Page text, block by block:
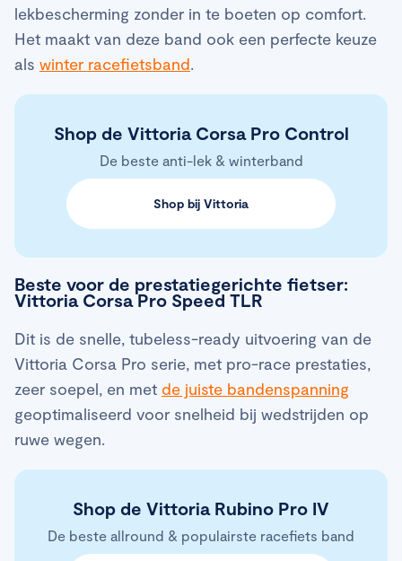
lekbescherming zonder in te boeten op comfort.
Het maakt van deze band ook een perfecte keuze
als winter racefietsband.
Shop de Vittoria Corsa Pro Control
De beste anti-lek & winterband
Shop bij Vittoria
Beste voor de prestatiegerichte fietser:
Vittoria Corsa Pro Speed TLR
Dit is de snelle, tubeless-ready uitvoering van de
Vittoria Corsa Pro serie, met pro-race prestaties,
zeer soepel, en met de juiste bandenspanning
geoptimaliseerd voor snelheid bij wedstrijden op
ruwe wegen.
Shop de Vittoria Rubino Pro IV
De beste allround & populairste racefiets band